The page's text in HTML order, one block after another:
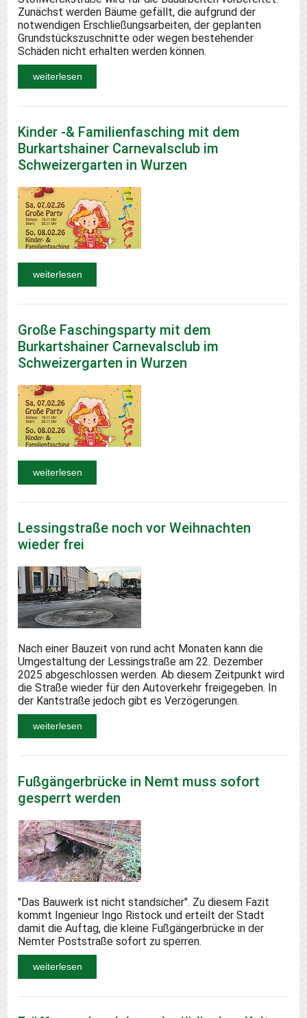
Zunächst werden Bäume gefällt, die aufgrund der
notwendigen Erschließungsarbeiten, der geplanten
Grundstückszuschnitte oder wegen bestehender
Schäden nicht erhalten werden können.
weiterlesen
Kinder -& Familienfasching mit dem
Burkartshainer Carnevalsclub im
Schweizergarten in Wurzen
weiterlesen
Große Faschingsparty mit dem
Burkartshainer Carnevalsclub im
Schweizergarten in Wurzen
weiterlesen
Lessingstraße noch vor Weihnachten
wieder frei
Nach einer Bauzeit von rund acht Monaten kann die
Umgestaltung der Lessingstraße am 22. Dezember
2025 abgeschlossen werden. Ab diesem Zeitpunkt wird
die Straße wieder für den Autoverkehr freigegeben. In
der Kantstraße jedoch gibt es Verzögerungen.
weiterlesen
Fußgängerbrücke in Nemt muss sofort
gesperrt werden
"Das Bauwerk ist nicht standsicher". Zu diesem Fazit
kommt Ingenieur Ingo Ristock und erteilt der Stadt
damit die Auftag, die kleine Fußgängerbrücke in der
Nemter Poststraße sofort zu sperren.
weiterlesen